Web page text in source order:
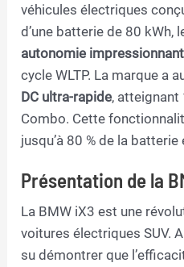
véhicules électriques
d’une batterie de 80 kWh,
autonomie
cycle WLTP. La marque a
DC ultra-rapide, atteignant
Combo. Cette
jusqu’à 80 % de la
Présentation de la
La BMW iX3 est une
voitures électriques SUV.
su démontrer que